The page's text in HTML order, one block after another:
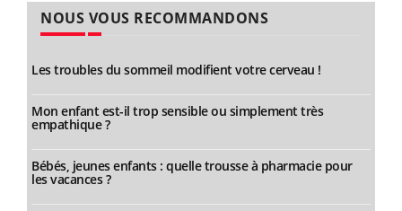
NOUS VOUS RECOMMANDONS
Les troubles du sommeil modifient votre cerveau !
Mon enfant est-il trop sensible ou simplement très
empathique ?
Bébés, jeunes enfants : quelle trousse à pharmacie pour
les vacances ?